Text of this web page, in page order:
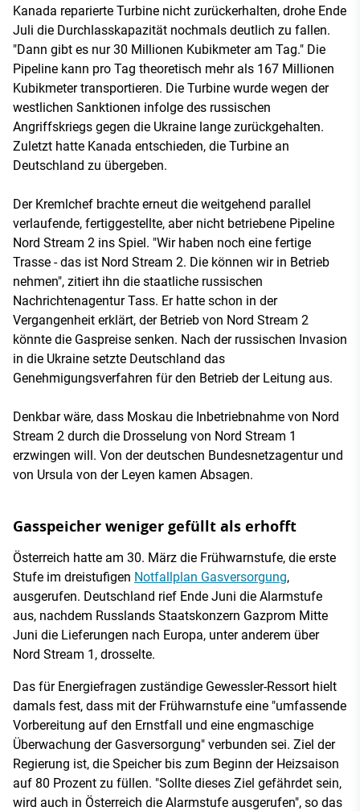
Kanada reparierte Turbine nicht zurückerhalten, drohe Ende
Juli die Durchlasskapazität nochmals deutlich zu fallen.
"Dann gibt es nur 30 Millionen Kubikmeter am Tag." Die
Pipeline kann pro Tag theoretisch mehr als 167 Millionen
Kubikmeter transportieren. Die Turbine wurde wegen der
westlichen Sanktionen infolge des russischen
Angriffskriegs gegen die Ukraine lange zurückgehalten.
Zuletzt hatte Kanada entschieden, die Turbine an
Deutschland zu übergeben.
Der Kremlchef brachte erneut die weitgehend parallel
verlaufende, fertiggestellte, aber nicht betriebene Pipeline
Nord Stream 2 ins Spiel. "Wir haben noch eine fertige
Trasse - das ist Nord Stream 2. Die können wir in Betrieb
nehmen", zitiert ihn die staatliche russischen
Nachrichtenagentur Tass. Er hatte schon in der
Vergangenheit erklärt, der Betrieb von Nord Stream 2
könnte die Gaspreise senken. Nach der russischen Invasion
in die Ukraine setzte Deutschland das
Genehmigungsverfahren für den Betrieb der Leitung aus.
Denkbar wäre, dass Moskau die Inbetriebnahme von Nord
Stream 2 durch die Drosselung von Nord Stream 1
erzwingen will. Von der deutschen Bundesnetzagentur und
von Ursula von der Leyen kamen Absagen.
Gasspeicher weniger gefüllt als erhofft
Österreich hatte am 30. März die Frühwarnstufe, die erste
Stufe im dreistufigen Notfallplan Gasversorgung,
ausgerufen. Deutschland rief Ende Juni die Alarmstufe
aus, nachdem Russlands Staatskonzern Gazprom Mitte
Juni die Lieferungen nach Europa, unter anderem über
Nord Stream 1, drosselte.
Das für Energiefragen zuständige Gewessler-Ressort hielt
damals fest, dass mit der Frühwarnstufe eine "umfassende
Vorbereitung auf den Ernstfall und eine engmaschige
Überwachung der Gasversorgung" verbunden sei. Ziel der
Regierung ist, die Speicher bis zum Beginn der Heizsaison
auf 80 Prozent zu füllen. "Sollte dieses Ziel gefährdet sein,
wird auch in Österreich die Alarmstufe ausgerufen", so das